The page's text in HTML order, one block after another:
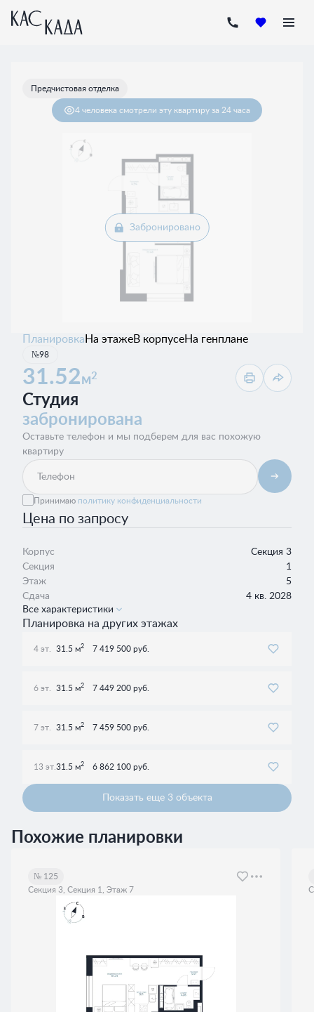
Студия 31.52 м Цена по запросу
Предчистовая отделка
4 человекa смотрели эту квартиру за 24 часа
Забронировано
Планировка На этажеВ корпусеНа генплане
№98
31.52м2
Студия
забронирована
Оставьте телефон и мы подберем для вас похожую
квартиру
Принимаю политику конфиденциальности
Цена по запросу
Корпус
Секция 3
Секция
1
Этаж
5
Сдача
4 кв. 2028
Все характеристики
Планировка на других этажах
4 эт. 31.5 м2 7 419 500 руб.
6 эт. 31.5 м2 7 449 200 руб.
7 эт. 31.5 м2 7 459 500 руб.
13 эт. 31.5 м2 6 862 100 руб.
Показать еще 3 объектa
Похожие планировки
№ 125
Секция 3, Секция 1, Этаж 7